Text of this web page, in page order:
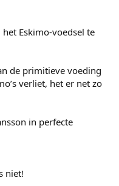
Eskimo-voedsel te
de primitieve voeding
verliet, het er net zo
in perfecte
niet!